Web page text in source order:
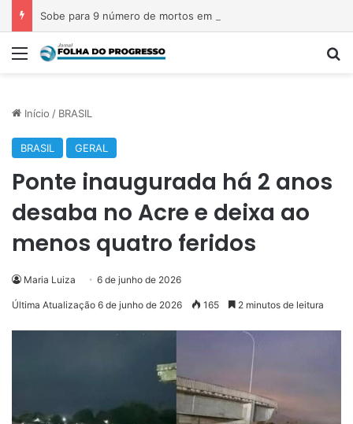
Menu
Início / BRASIL
BRASIL GERAL
Ponte inaugurada há 2 anos
desaba no Acre e deixa ao
menos quatro feridos
Maria Luiza 6 de junho de 2026
Última Atualização 6 de junho de 2026 165 2 minutos de leitura